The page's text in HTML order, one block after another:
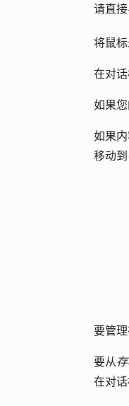
请直
将鼠
在对话
如果
如果
移动到
要管
要从
在对